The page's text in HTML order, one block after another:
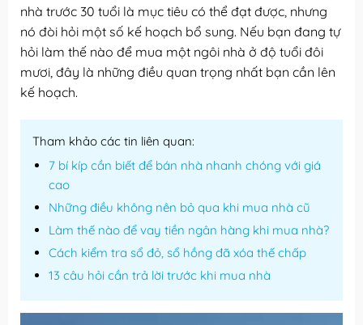
nhà trước 30 tuổi là mục tiêu có thể đạt được, nhưng
nó đòi hỏi một số kế hoạch bổ sung. Nếu bạn đang tự
hỏi làm thế nào để mua một ngôi nhà ở độ tuổi đôi
mươi, đây là những điều quan trọng nhất bạn cần lên
kế hoạch.
Tham khảo các tin liên quan:
7 bí kíp cần biết để bán nhà nhanh chóng với giá
cao
Những điều không nên bỏ qua khi mua nhà cũ
Làm thế nào để vay tiền ngân hàng khi mua nhà?
Cách kiểm tra sổ đỏ, sổ hồng đã xóa thế chấp
13 câu hỏi cần trả lời trước khi mua nhà